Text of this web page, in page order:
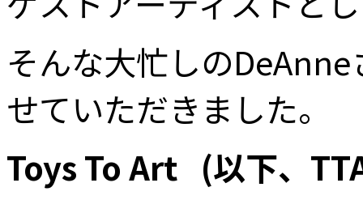
そんな大忙しの
せていただきました。
Toys To Art (以下、